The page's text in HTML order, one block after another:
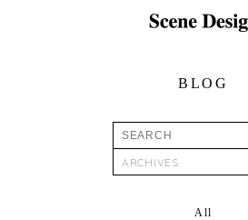
BLOG
ARCHIVES
All